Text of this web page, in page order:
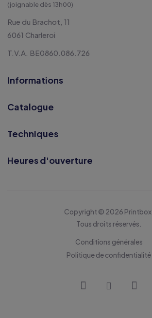
(joignable dès 13h00)
Rue du Brachot, 11
6061 Charleroi
T.V.A. BE0860.086.726
Informations
Catalogue
Techniques
Heures d'ouverture
Copyright © 2026 Printbox.
Tous droits réservés.
Conditions générales
Politique de confidentialité